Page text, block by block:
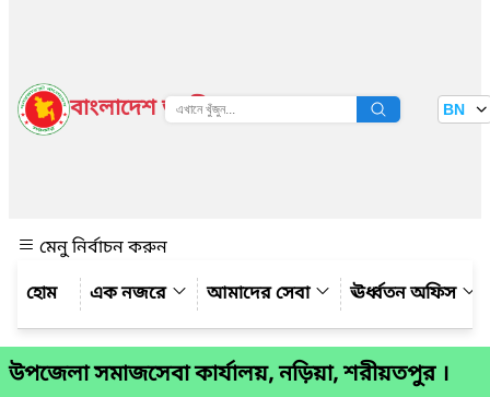
বাংলাদেশ জাতীয় তথ্য বাতায়ন BN
মেনু নির্বাচন করুন
এক নজরে
আমাদের সেবা ঊর্ধ্বতন অফিস
উপজেলা সমাজসেবা কার্যালয়, নড়িয়া, শরীয়তপুর ।